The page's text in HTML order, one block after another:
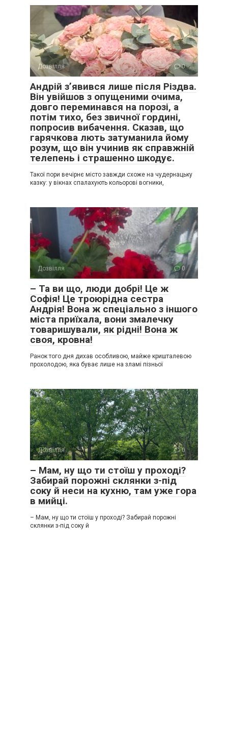
Дозвілля 0
Андрій з’явився лише після Різдва.
Він увійшов з опущеними очима,
довго переминався на порозі, а
потім тихо, без звичної гордині,
попросив вибачення. Сказав, що
гарячкова лють затуманила йому
розум, що він учинив як справжній
телепень і страшенно шкодує.
Такої пори вечірнє місто завжди схоже на чудернацьку
казку: у вікнах спалахують кольорові вогники,
Дозвілля 0
– Та ви що, люди добрі! Це ж
Софія! Це троюрідна сестра
Андрія! Вона ж спеціально з іншого
міста приїхала, вони змалечку
товаришували, як рідні! Вона ж
своя, кровна!
Ранок того дня дихав особливою, майже кришталевою
прохолодою, яка буває лише на зламі пізньої
Дозвілля 0
– Мам, ну що ти стоїш у проході?
Забирай порожні склянки з-під
соку й неси на кухню, там уже гора
в мийці.
– Мам, ну що ти стоїш у проході? Забирай порожні
склянки з-під соку й